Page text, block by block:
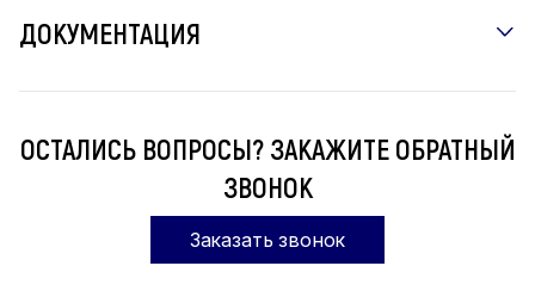
ДОКУМЕНТАЦИЯ
ОСТАЛИСЬ ВОПРОСЫ? ЗАКАЖИТЕ ОБРАТНЫЙ
ЗВОНОК
Заказать звонок